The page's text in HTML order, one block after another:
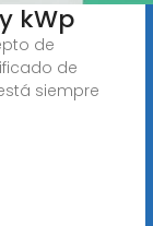
kWp
de
de
siempre